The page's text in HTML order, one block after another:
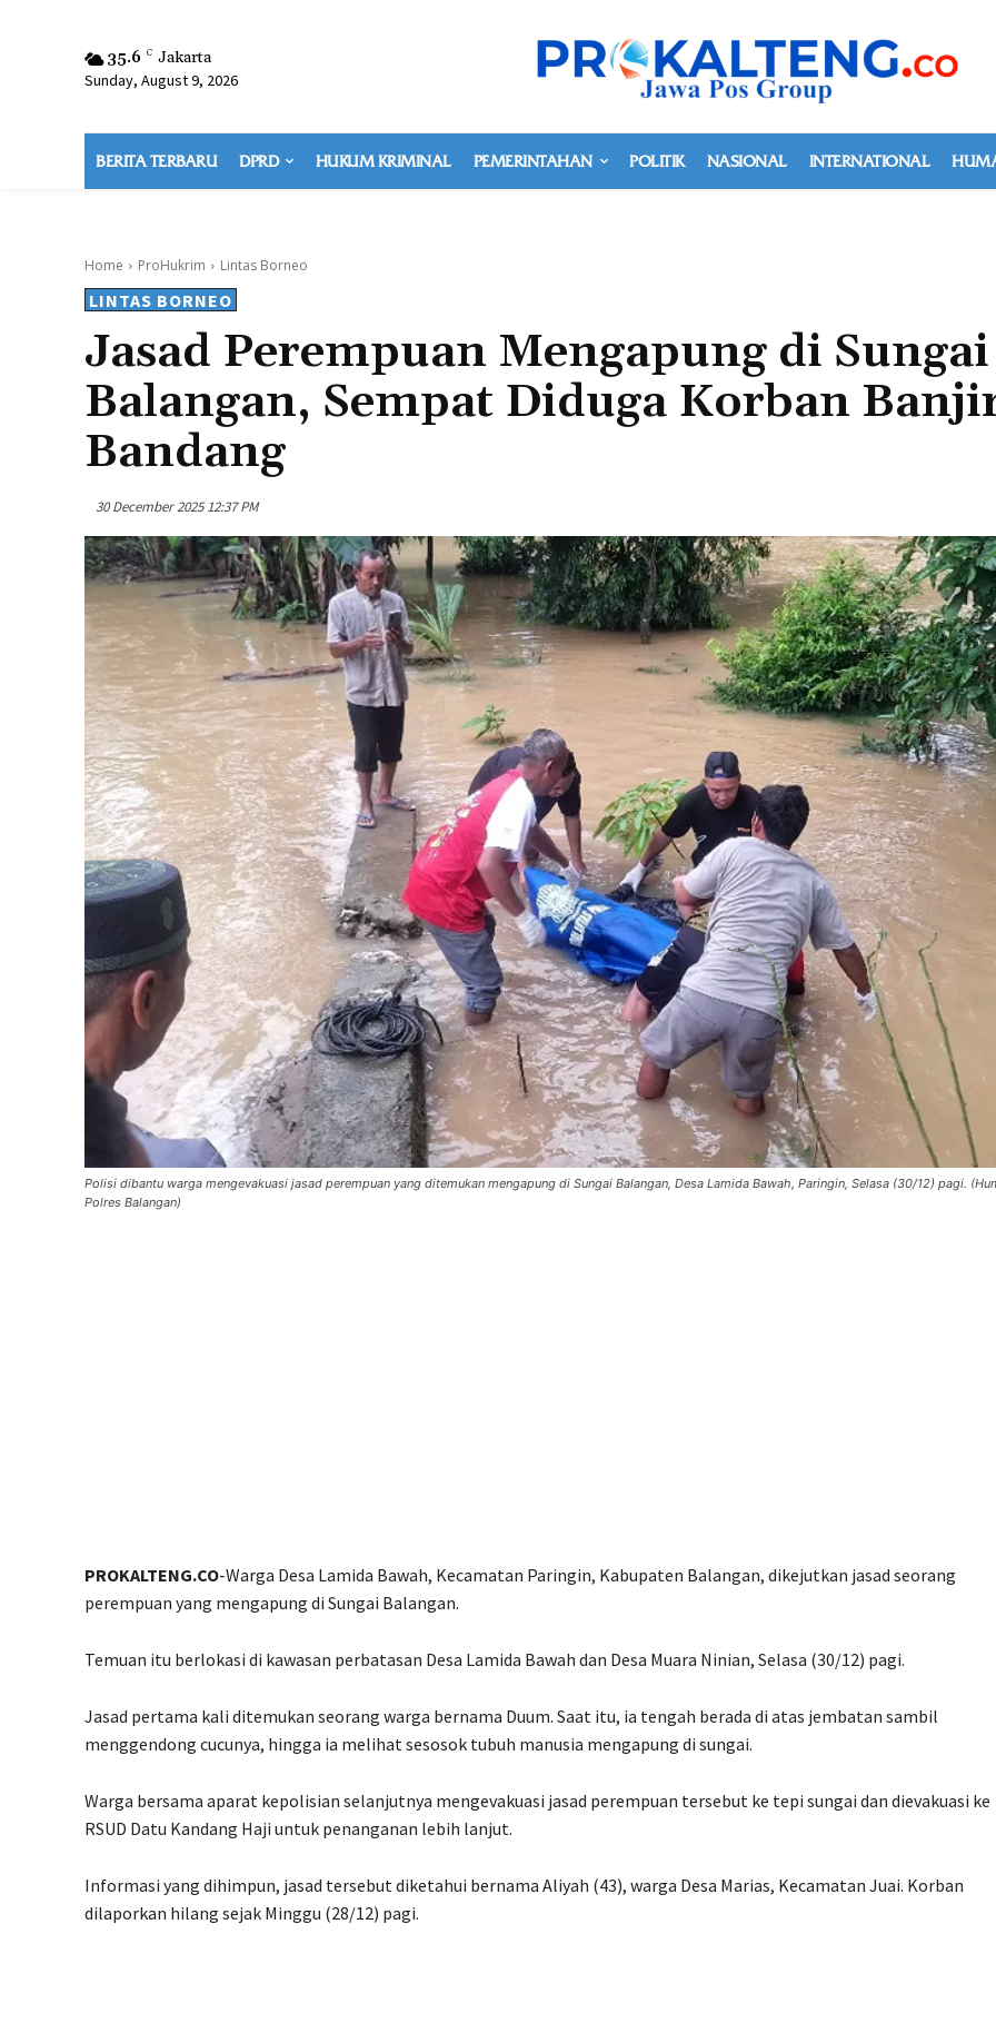
35.6 C Jakarta
Sunday, August 9, 2026
BERITA TERBARU DPRD HUKUM KRIMINAL PEMERINTAHAN POLITIK NASIONAL INTERNATIONAL
Home ProHukrim Lintas Borneo
LINTAS BORNEO
Jasad Perempuan Mengapung di Sungai
Balangan, Sempat Diduga Korban
Bandang
30 December 2025 12:37 PM
Polisi dibantu warga mengevakuasi jasad perempuan yang ditemukan mengapung di Sungai Balangan, Desa Lamida Bawah, Paringin, Selasa (30/12) pagi.
Polres Balangan)
PROKALTENG.CO-Warga Desa Lamida Bawah, Kecamatan Paringin, Kabupaten Balangan, dikejutkan jasad seorang
perempuan yang mengapung di Sungai Balangan.
Temuan itu berlokasi di kawasan perbatasan Desa Lamida Bawah dan Desa Muara Ninian, Selasa (30/12) pagi.
Jasad pertama kali ditemukan seorang warga bernama Duum. Saat itu, ia tengah berada di atas jembatan sambil
menggendong cucunya, hingga ia melihat sesosok tubuh manusia mengapung di sungai.
Warga bersama aparat kepolisian selanjutnya mengevakuasi jasad perempuan tersebut ke tepi sungai dan dievakuasi ke
RSUD Datu Kandang Haji untuk penanganan lebih lanjut.
Informasi yang dihimpun, jasad tersebut diketahui bernama Aliyah (43), warga Desa Marias, Kecamatan Juai. Korban
dilaporkan hilang sejak Minggu (28/12) pagi.